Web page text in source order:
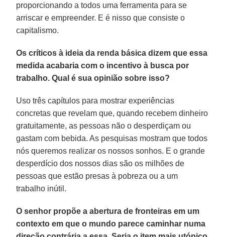
proporcionando a todos uma ferramenta para se
arriscar e empreender. E é nisso que consiste o
capitalismo.
Os críticos à ideia da renda básica dizem que essa
medida acabaria com o incentivo à busca por
trabalho. Qual é sua opinião sobre isso?
Uso três capítulos para mostrar experiências
concretas que revelam que, quando recebem dinheiro
gratuitamente, as pessoas não o desperdiçam ou
gastam com bebida. As pesquisas mostram que todos
nós queremos realizar os nossos sonhos. E o grande
desperdício dos nossos dias são os milhões de
pessoas que estão presas à pobreza ou a um
trabalho inútil.
O senhor propõe a abertura de fronteiras em um
contexto em que o mundo parece caminhar numa